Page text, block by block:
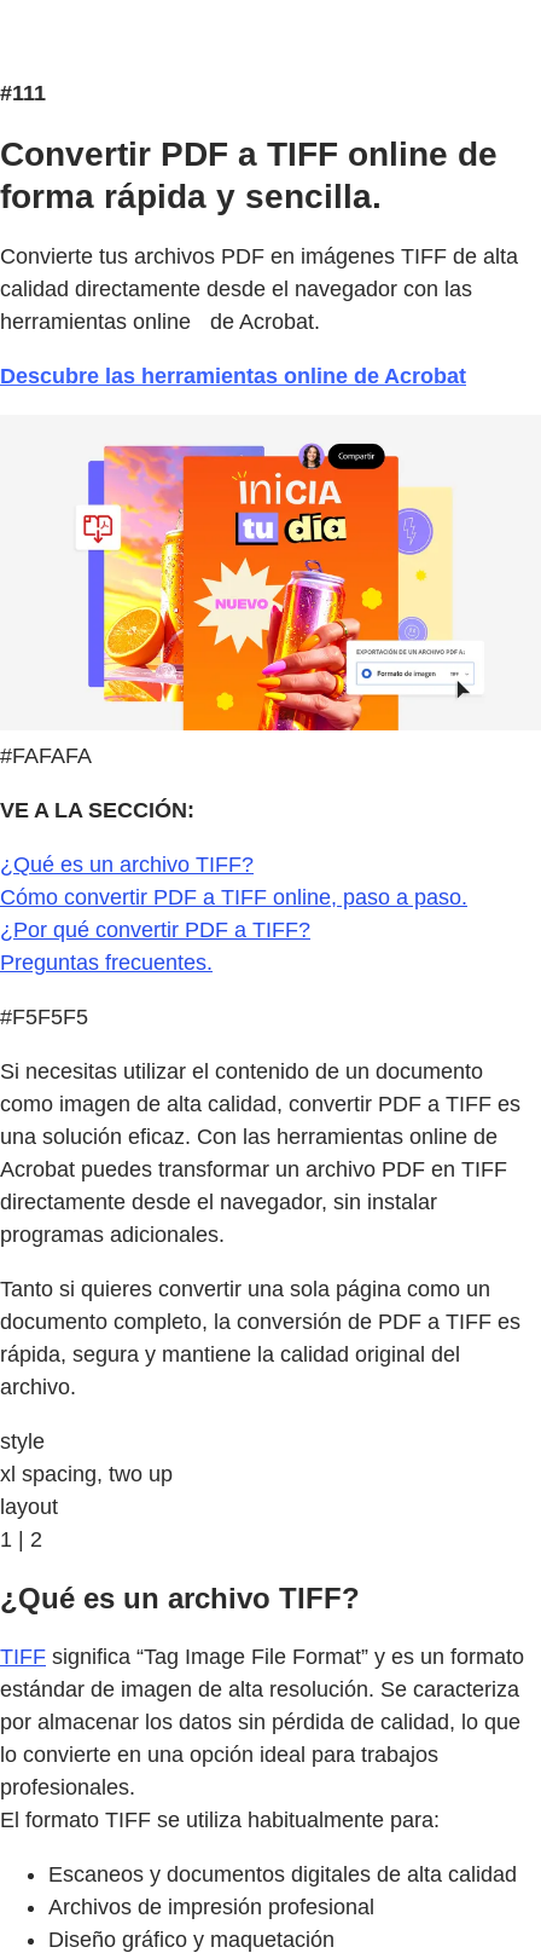
#111
Convertir PDF a TIFF online de
forma rápida y sencilla.
Convierte tus archivos PDF en imágenes TIFF de alta
calidad directamente desde el navegador con las
herramientas online de Acrobat.
Descubre las herramientas online de Acrobat
#FAFAFA
VE A LA SECCIÓN:
¿Qué es un archivo TIFF?
Cómo convertir PDF a TIFF online, paso a paso.
¿Por qué convertir PDF a TIFF?
Preguntas frecuentes.
#F5F5F5
Si necesitas utilizar el contenido de un documento
como imagen de alta calidad, convertir PDF a TIFF es
una solución eficaz. Con las herramientas online de
Acrobat puedes transformar un archivo PDF en TIFF
directamente desde el navegador, sin instalar
programas adicionales.
Tanto si quieres convertir una sola página como un
documento completo, la conversión de PDF a TIFF es
rápida, segura y mantiene la calidad original del
archivo.
style
xl spacing, two up
layout
1 | 2
¿Qué es un archivo TIFF?
TIFF significa “Tag Image File Format” y es un formato
estándar de imagen de alta resolución. Se caracteriza
por almacenar los datos sin pérdida de calidad, lo que
lo convierte en una opción ideal para trabajos
profesionales.
El formato TIFF se utiliza habitualmente para:
Escaneos y documentos digitales de alta calidad
Archivos de impresión profesional
Diseño gráfico y maquetación